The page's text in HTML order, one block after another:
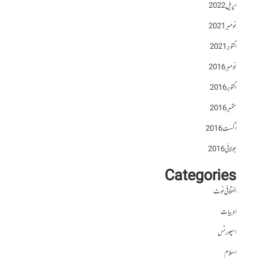
اپریل 2022
نومبر 2021
اکتوبر 2021
نومبر 2016
اکتوبر 2016
ستمبر 2016
اگست 2016
جولائی 2016
Categories
اختلافی نوٹ
ادبیات
اسپورٹس
اسلام